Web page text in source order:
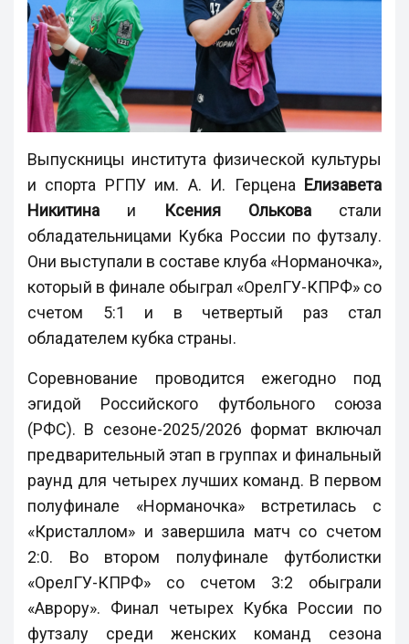
Выпускницы института физической культуры
и спорта РГПУ им. А. И. Герцена Елизавета
Никитина и Ксения Ольковастали
обладательницами Кубка России по футзалу.
Они выступали в составе клуба «Норманочка»,
который в финале обыграл «ОрелГУ-КПРФ» со
счетом 5:1 и в четвертый раз стал
обладателем кубка страны.
Соревнование проводится ежегодно под
эгидой Российского футбольного союза
(РФС). В сезоне-2025/2026 формат включал
предварительный этап в группах и финальный
раунд для четырех лучших команд. В первом
полуфинале «Норманочка» встретилась с
«Кристаллом» и завершила матч со счетом
2:0. Во втором полуфинале футболистки
«ОрелГУ-КПРФ» со счетом 3:2 обыграли
«Аврору». Финал четырех Кубка России по
футзалу среди женских команд сезона